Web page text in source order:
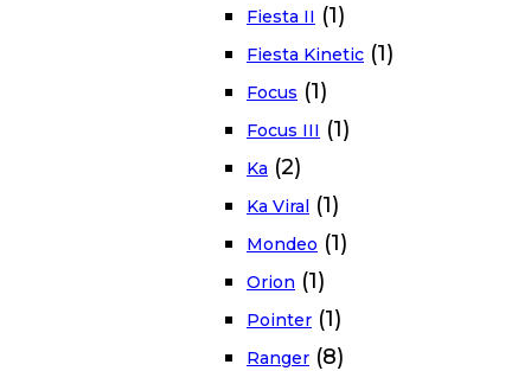
Fiesta II (1)
Fiesta Kinetic (1)
Focus (1)
Focus III (1)
Ka (2)
Ka Viral (1)
Mondeo (1)
Orion (1)
Pointer (1)
Ranger (8)